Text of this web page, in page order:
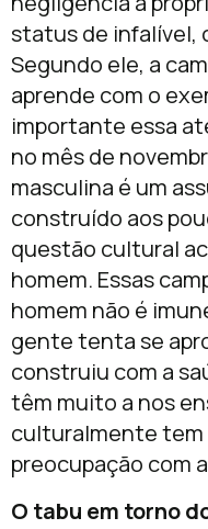
status de infalível,
Segundo ele, a
aprende com o
importante essa
no mês de
masculina é um
construído aos
questão cultural
homem. Essas
homem não é
gente tenta se
construiu com a
têm muito a nos
culturalmente tem
preocupação com
O tabu em torno